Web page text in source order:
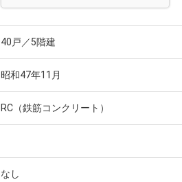
40戸／5階建
昭和47年11月
RC（鉄筋コンクリート）
なし